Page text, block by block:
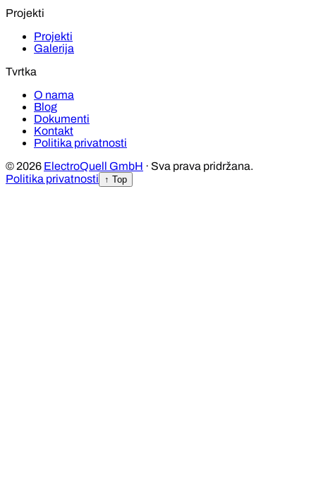
Projekti
Projekti
Galerija
Tvrtka
O nama
Blog
Dokumenti
Kontakt
Politika privatnosti
© 2026 ElectroQuell GmbH · Sva prava pridržana.
Politika privatnosti
↑ Top